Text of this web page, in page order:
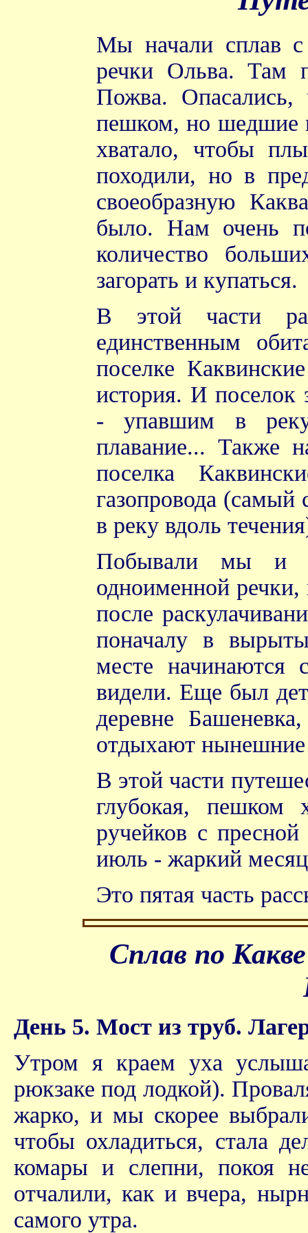
Мы начали сплав с
речки Ольва. Там
Пожва.
пешком, но шедшие
хватало, чтобы
походили, но в
своеобразную
было. Нам очень
количество
загорать и купаться.
В этой части
единственным
поселке
история. И поселок
- упавшим в
плавание... Также
поселка
газопровода
в реку вдоль
Побывали мы и
одноименной
после
поначалу в
месте
видели. Еще был
деревне
отдыхают
В этой части
глубокая, пешком
ручейков с
июль - жаркий
Это пятая часть
Сплав по
День 5. Мост из труб.
Утром я краем уха
рюкзаке под лодкой).
жарко, и мы скорее
чтобы охладиться, стала
комары и слепни, покоя
отчалили, как и вчера,
самого утра.